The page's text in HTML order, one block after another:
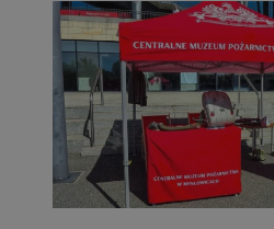
Funkcjonalność